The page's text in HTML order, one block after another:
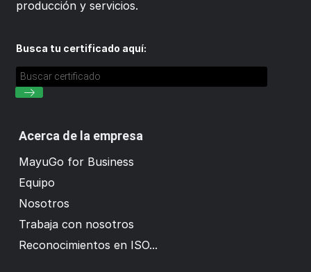
producción y servicios.
Busca tu certificado aquí:
Acerca de la empresa
MayuGo for Business
Equipo
Nosotros
Trabaja con nosotros
Reconocimientos en ISO...